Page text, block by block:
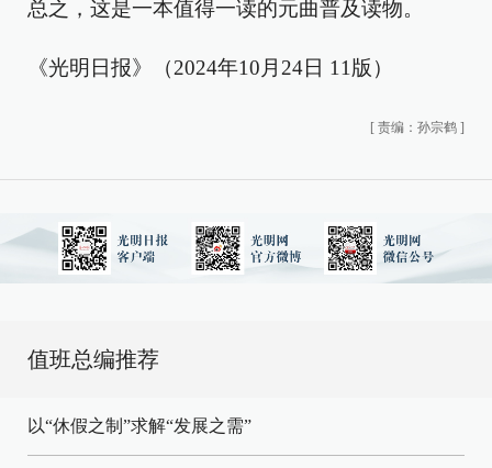
总之，这是一本值得一读的元曲普及读物。
《光明日报》（2024年10月24日 11版）
[ 责编：孙宗鹤 ]
值班总编推荐
以“休假之制”求解“发展之需”